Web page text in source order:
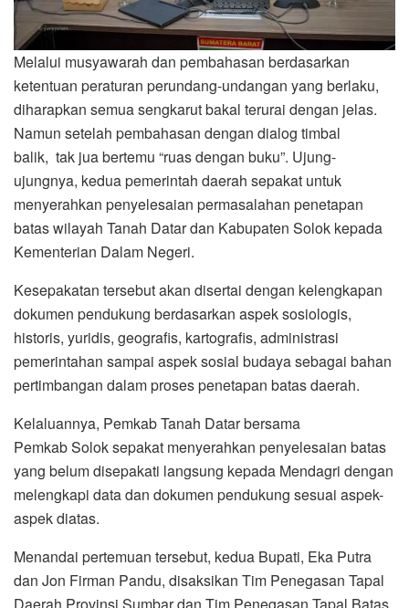
Melalui musyawarah dan pembahasan berdasarkan
ketentuan peraturan perundang-undangan yang berlaku,
diharapkan semua sengkarut bakal terurai dengan jelas.
Namun setelah pembahasan dengan dialog timbal
balik, tak jua bertemu “ruas dengan buku”. Ujung-
ujungnya, kedua pemerintah daerah sepakat untuk
menyerahkan penyelesaian permasalahan penetapan
batas wilayah Tanah Datar dan Kabupaten Solok kepada
Kementerian Dalam Negeri.
Kesepakatan tersebut akan disertai dengan kelengkapan
dokumen pendukung berdasarkan aspek sosiologis,
historis, yuridis, geografis, kartografis, administrasi
pemerintahan sampai aspek sosial budaya sebagai bahan
pertimbangan dalam proses penetapan batas daerah.
Kelaluannya, Pemkab Tanah Datar bersama
Pemkab Solok sepakat menyerahkan penyelesaian batas
yang belum disepakati langsung kepada Mendagri dengan
melengkapi data dan dokumen pendukung sesuai aspek-
aspek diatas.
Menandai pertemuan tersebut, kedua Bupati, Eka Putra
dan Jon Firman Pandu, disaksikan Tim Penegasan Tapal